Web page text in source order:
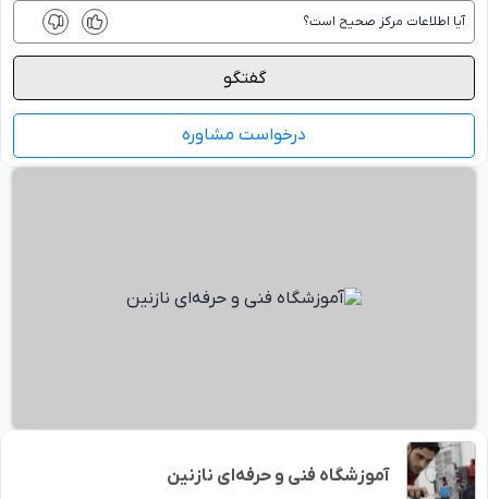
آموزشگاه فنی و حرفه‌ای نازنین
آیا اطلاعات مرکز صحیح است؟
گفتگو
درخواست مشاوره